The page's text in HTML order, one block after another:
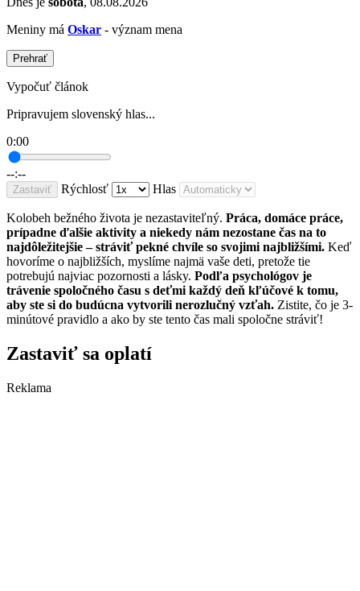
Meniny má Oskar - význam mena
Prehrať
Vypočuť článok
Pripravujem slovenský hlas...
0:00
--:--
Zastaviť Rýchlosť Hlas
Kolobeh bežného života je nezastaviteľný. Práca, domáce práce,
prípadne ďalšie aktivity a niekedy nám nezostane čas na to
najdôležitejšie – stráviť pekné chvíle so svojimi najbližšími. Keď
hovoríme o najbližších, myslíme najmä vaše deti, pretože tie
potrebujú najviac pozornosti a lásky. Podľa psychológov je
trávenie spoločného času s deťmi každý deň kľúčové k tomu,
aby ste si do budúcna vytvorili nerozlučný vzťah. Zistite, čo je 3-
minútové pravidlo a ako by ste tento čas mali spoločne stráviť!
Zastaviť sa oplatí
Reklama